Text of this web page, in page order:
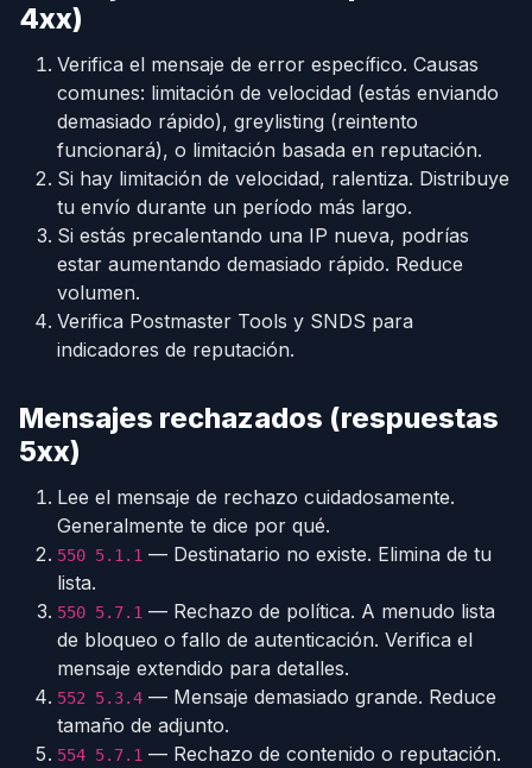
4xx)
Verifica el mensaje de error específico. Causas
comunes: limitación de velocidad (estás enviando
demasiado rápido), greylisting (reintento
funcionará), o limitación basada en reputación.
Si hay limitación de velocidad, ralentiza. Distribuye
tu envío durante un período más largo.
Si estás precalentando una IP nueva, podrías
estar aumentando demasiado rápido. Reduce
volumen.
Verifica Postmaster Tools y SNDS para
indicadores de reputación.
Mensajes rechazados (respuestas
5xx)
Lee el mensaje de rechazo cuidadosamente.
Generalmente te dice por qué.
550 5.1.1 — Destinatario no existe. Elimina de tu
lista.
550 5.7.1 — Rechazo de política. A menudo lista
de bloqueo o fallo de autenticación. Verifica el
mensaje extendido para detalles.
552 5.3.4 — Mensaje demasiado grande. Reduce
tamaño de adjunto.
554 5.7.1 — Rechazo de contenido o reputación.